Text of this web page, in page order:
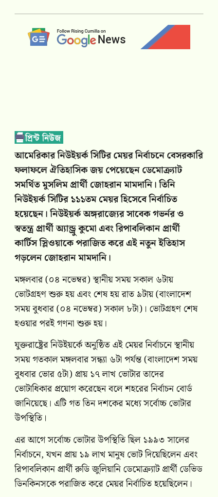
আমেরিকার নিউইয়র্ক সিটির মেয়র নির্বাচনে বেসরকারি
ফলাফলে ঐতিহাসিক জয় পেয়েছেন ডেমোক্র্যাট
সমর্থিত মুসলিম প্রার্থী জোহরান মামদানি। তিনি
নিউইয়র্ক সিটির ১১১তম মেয়র হিসেবে নির্বাচিত
হয়েছেন। নিউইয়র্ক অঙ্গরাজ্যের সাবেক গভর্নর ও
স্বতন্ত্র প্রার্থী অ্যান্ড্রু কুমো এবং রিপাবলিকান প্রার্থী
কার্টিস স্লিওয়াকে পরাজিত করে এই নতুন ইতিহাস
গড়লেন জোহরান মামদানি।
মঙ্গলবার (০৪ নভেম্বর) স্থানীয় সময় সকাল ৬টায়
ভোটগ্রহণ শুরু হয় এবং শেষ হয় রাত ৯টায় (বাংলাদেশ
সময় বুধবার (০৪ নভেম্বর) সকাল ৮টা)। ভোটগ্রহণ শেষ
হওয়ার পরই গণনা শুরু হয়।
যুক্তরাষ্ট্রের নিউইয়র্কে অনুষ্ঠিত এই মেয়র নির্বাচনে স্থানীয়
সময় গতকাল মঙ্গলবার সন্ধ্যা ৬টা পর্যন্ত (বাংলাদেশ সময়
বুধবার ভোর ৫টা) প্রায় ১৭ লাখ ভোটার তাদের
ভোটাধিকার প্রয়োগ করেছেন বলে শহরের নির্বাচন বোর্ড
জানিয়েছে। এটি গত তিন দশকের মধ্যে সর্বোচ্চ ভোটার
উপস্থিতি।
এর আগে সর্বোচ্চ ভোটার উপস্থিতি ছিল ১৯৯৩ সালের
নির্বাচনে, যখন প্রায় ১৯ লাখ মানুষ ভোট দিয়েছিলেন এবং
রিপাবলিকান প্রার্থী রুডি জুলিয়ানি ডেমোক্র্যাট প্রার্থী ডেভিড
ডিনকিনসকে পরাজিত করে মেয়র নির্বাচিত হয়েছিলেন।